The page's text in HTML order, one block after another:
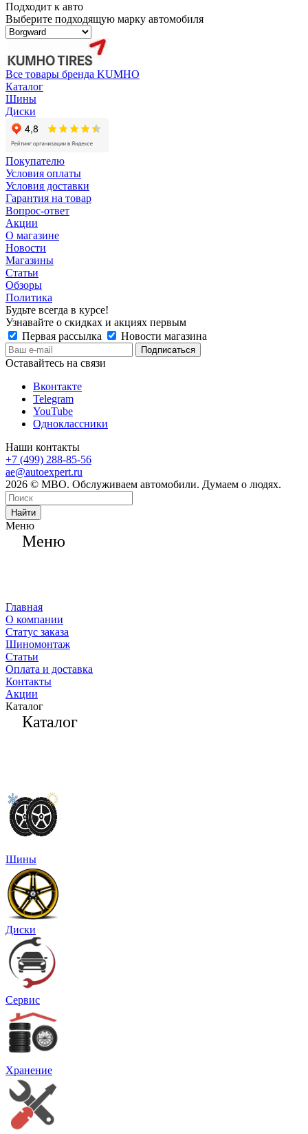
Подходит к авто
Выберите подходящую марку автомобиля
Все товары бренда KUMHO
Каталог
Шины
Диски
Покупателю
Условия оплаты
Условия доставки
Гарантия на товар
Вопрос-ответ
Акции
О магазине
Новости
Магазины
Статьи
Обзоры
Политика
Будьте всегда в курсе!
Узнавайте о скидках и акциях первым
Первая рассылка
Новости магазина
Оставайтесь на связи
Вконтакте
Telegram
YouTube
Одноклассники
Наши контакты
+7 (499) 288-85-56
ae@autoexpert.ru
2026 © МВО. Обслуживаем автомобили. Думаем о людях.
Найти
Меню
Меню
Главная
О компании
Статус заказа
Шиномонтаж
Статьи
Оплата и доставка
Контакты
Акции
Каталог
Каталог
Шины
Диски
Сервис
Хранение